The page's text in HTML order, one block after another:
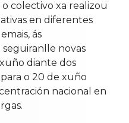
colectivo xa realizou
en diferentes
ás
novas
diante dos
o 20 de xuño
nacional en